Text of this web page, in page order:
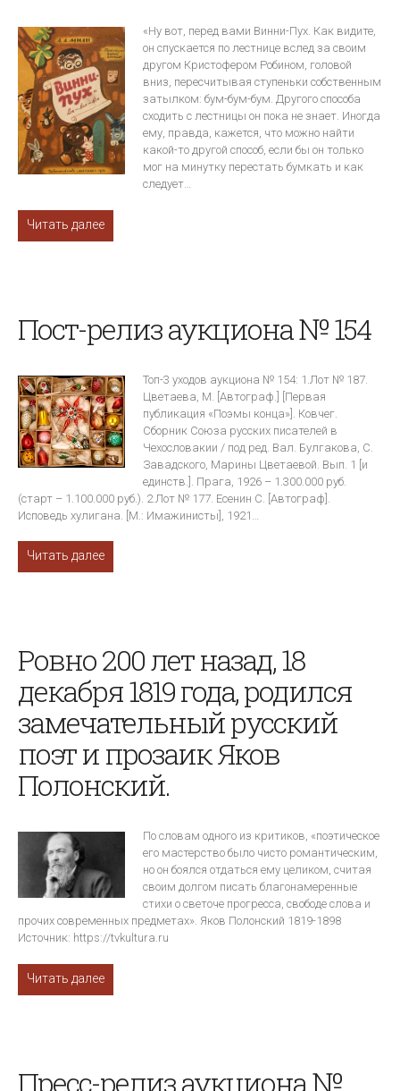
«Ну вот, перед вами Винни-Пух. Как видите,
он спускается по лестнице вслед за своим
другом Кристофером Робином, головой
вниз, пересчитывая ступеньки собственным
затылком: бум-бум-бум. Другого способа
сходить с лестницы он пока не знает. Иногда
ему, правда, кажется, что можно найти
какой-то другой способ, если бы он только
мог на минутку перестать бумкать и как
следует…
Читать далее
Пост-релиз аукциона № 154
Топ-3 уходов аукциона № 154: 1.Лот № 187.
Цветаева, М. [Автограф.] [Первая
публикация «Поэмы конца»]. Ковчег.
Сборник Союза русских писателей в
Чехословакии / под ред. Вал. Булгакова, С.
Завадского, Марины Цветаевой. Вып. 1 [и
единств.]. Прага, 1926 – 1.300.000 руб.
(старт – 1.100.000 руб.). 2.Лот № 177. Есенин С. [Автограф].
Исповедь хулигана. [М.: Имажинисты], 1921…
Читать далее
Ровно 200 лет назад, 18
декабря 1819 года, родился
замечательный русский
поэт и прозаик Яков
Полонский.
По словам одного из критиков, «поэтическое
его мастерство было чисто романтическим,
но он боялся отдаться ему целиком, считая
своим долгом писать благонамеренные
стихи о светоче прогресса, свободе слова и
прочих современных предметах». Яков Полонский 1819-1898
Источник: https://tvkultura.ru
Читать далее
Пресс-релиз аукциона №